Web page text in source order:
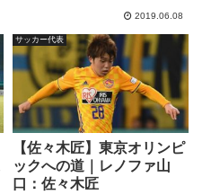
山梨サンフレッチェ広島から
2016年にサンフレッチェ広島へ
入団した長沼洋一選手。ドリブル
突破が得意なサ...
2019.06.08
サッカー代表
【佐々木匠】東京オリンピ
ックへの道｜レノファ山
口：佐々木匠